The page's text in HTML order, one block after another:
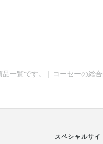
一覧です。｜コーセーの
スペシャルサイ